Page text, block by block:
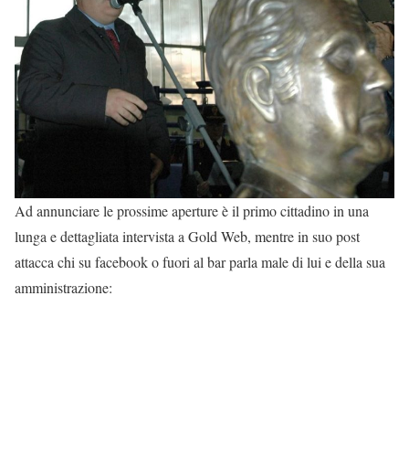
Ad annunciare le prossime aperture è il primo cittadino in una
lunga e dettagliata intervista a Gold Web, mentre in suo post
attacca chi su facebook o fuori al bar parla male di lui e della sua
amministrazione: